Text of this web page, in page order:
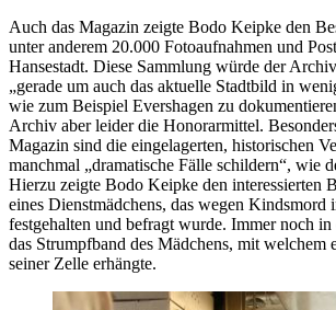
Auch das Magazin zeigte Bodo Keipke den
unter anderem 20.000 Fotoaufnahmen und
Hansestadt. Diese Sammlung würde der
„gerade um auch das aktuelle Stadtbild in
wie zum Beispiel Evershagen zu
Archiv aber leider die Honorarmittel.
Magazin sind die eingelagerten, historischen
manchmal „dramatische Fälle schildern“, wie
Hierzu zeigte Bodo Keipke den interessierten
eines Dienstmädchens, das wegen Kindsmord
festgehalten und befragt wurde. Immer noch
das Strumpfband des Mädchens, mit welchem
seiner Zelle erhängte.